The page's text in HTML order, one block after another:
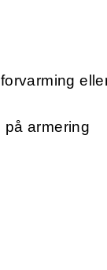
på armering